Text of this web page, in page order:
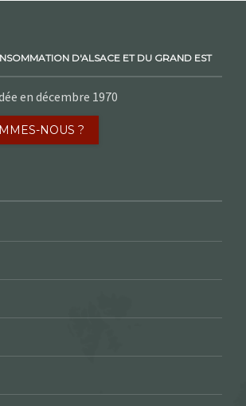
D'ALSACE ET DU GRAND EST
en décembre 1970
NOUS ?